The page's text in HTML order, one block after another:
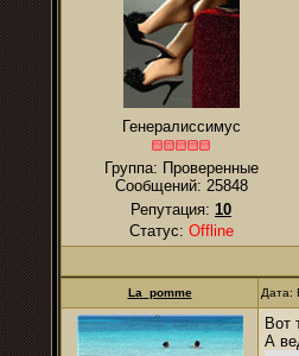
Генералиссимус
Группа: Проверенные
Сообщений: 25848
Репутация: 10
Статус: Offline
La_pomme Дата:
Вот
А